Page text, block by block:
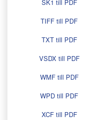
SK1 till PDF
TIFF till PDF
TXT till PDF
VSDX till PDF
WMF till PDF
WPD till PDF
XCF till PDF